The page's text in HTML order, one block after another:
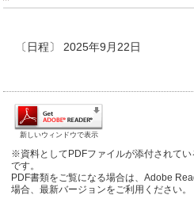
〔日程〕 2025年9月22日
新しいウィンドウで表示
※資料としてPDFファイルが添付されて
です。
PDF書類をご覧になる場合は、Adobe
場合、最新バージョンをご利用ください。